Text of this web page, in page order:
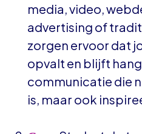
media, video,
advertising of
zorgen ervoor dat
opvalt en blijft
communicatie die
is, maar ook